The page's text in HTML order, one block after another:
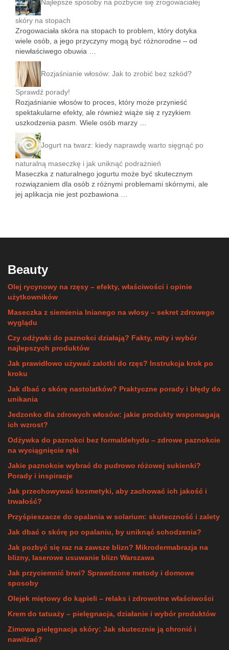
Najlepsze sposoby na pozbycie się zrogowaciałej
skóry na stopach
Zrogowaciała skóra na stopach to problem, który dotyka
wiele osób, a jego przyczyny mogą być różnorodne – od
niewłaściwego obuwia …
Rozjaśnianie włosów: Jak to zrobić bez szkód?
Sprawdź porady!
Rozjaśnianie włosów to proces, który może przynieść
spektakularne efekty, ale również wiąże się z ryzykiem
uszkodzenia pasm. Wiele osób marzy …
Jogurt na twarz: kiedy naprawdę warto sięgnąć po
naturalną maseczkę i jak uniknąć podrażnień
Maseczka z naturalnego jogurtu może być skutecznym
rozwiązaniem dla osób z różnymi problemami skórnymi, ale
jej aplikacja nie jest pozbawiona …
Beauty
Olej rycynowy na rzęsy – efekty, właściwości i opinie
użytkowników
Maseczka z siemienia lnianego na włosy – sekret zdrowego
wyglądu
Czy odżywki do paznokci działają? Fakty, mity i wybór
najlepszych produktów
Jak prawidłowo używać zalotki do rzęs? Instrukcja krok po
kroku
Jak dbać o skórę nastolatków? Praktyczne porady i błędy do
unikania
Jedzonko dla zdrowych włosów: jakie produkty wspomagają
ich wzrost?
Odżywka do paznokci bez formaldehydu – zdrowe paznokcie
na wyciągnięcie ręki
Jakie paznokcie wybrać do pudrowo różowej sukienki?
Porady i inspiracje
Jak przechowywać kosmetyki, aby zachować ich jakość i
trwałość?
Przyśpieszacze do opalania w solarium: skuteczność i zalety
Jak dbać o skórę po opalaniu, by uniknąć schodzenia?
Jak pozbyć się raz na zawsze blizn? Mikrodermabrazja na
blizny, laserowe usuwanie blizn Warszawa
Jak przyciemnić brwi? Sprawdzone metody i domowe
sposoby
Olejek miętowy do kąpieli – relaks i zdrowotne właściwości
Krem do tatuaży – pielęgnacja, działanie i wybór produktów
Zimowa pielęgnacja skóry: Jak skutecznie ją chronić i
nawilżać?